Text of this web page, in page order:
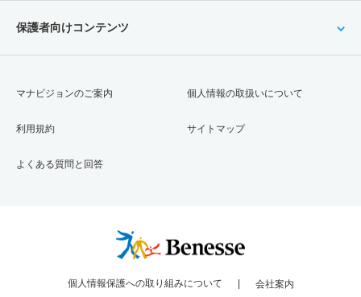
保護者向けコンテンツ
マナビジョンのご案内
利用規約
よくある質問と回答
個人情報の取扱いについて
サイトマップ
個人情報保護への取り組みについて 会社案内